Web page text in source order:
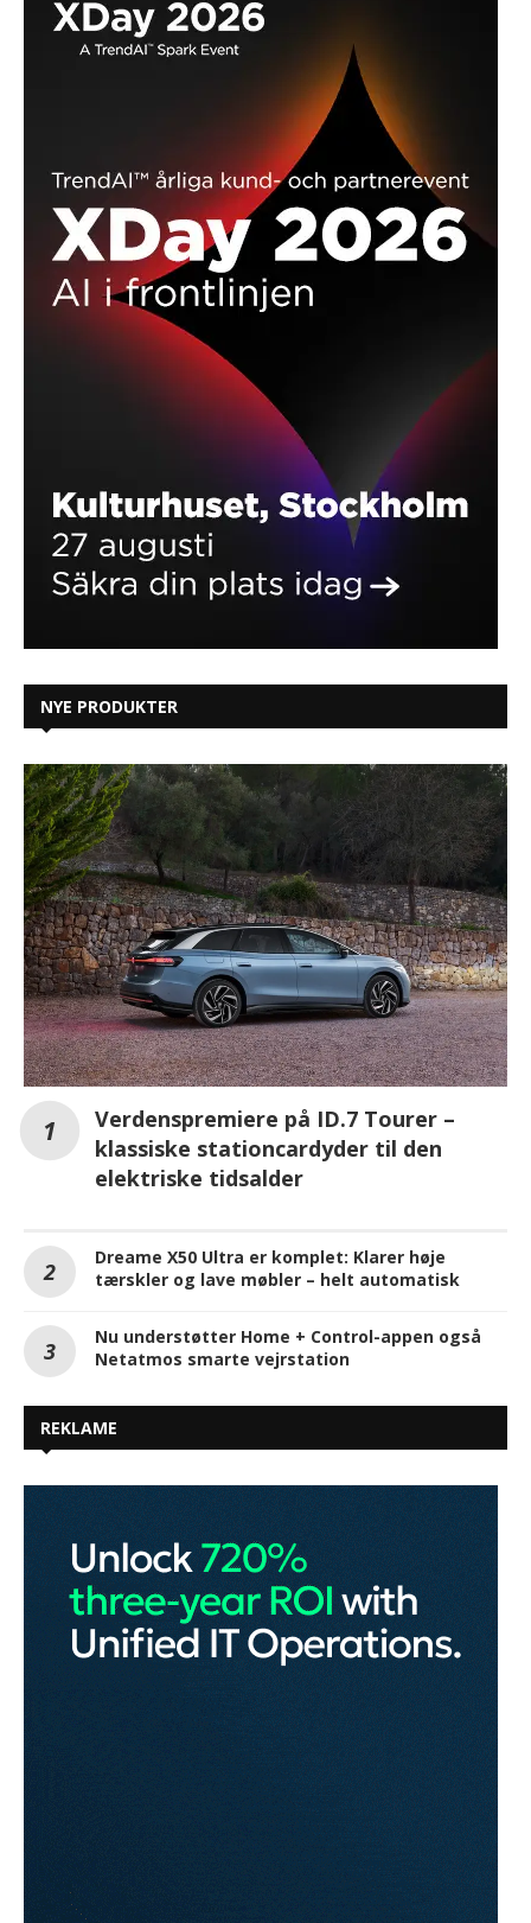
NYE PRODUKTER
Verdenspremiere på ID.7 Tourer –
klassiske stationcardyder til den
elektriske tidsalder
Dreame X50 Ultra er komplet: Klarer høje
tærskler og lave møbler – helt automatisk
Nu understøtter Home + Control-appen også
Netatmos smarte vejrstation
REKLAME